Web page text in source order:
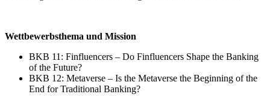
Wettbewerbsthema und Mission
BKB 11: Finfluencers – Do Finfluencers Shape the Banking
of the Future?
BKB 12: Metaverse – Is the Metaverse the Beginning of the
End for Traditional Banking?